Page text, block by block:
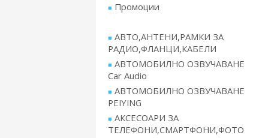
Промоции
АВТО,АНТЕНИ,РАМКИ ЗА
РАДИО,ФЛАНЦИ,КАБЕЛИ
АВТОМОБИЛНО ОЗВУЧАВАНЕ
Car Audio
АВТОМОБИЛНО ОЗВУЧАВАНЕ
PEIYING
АКСЕСОАРИ ЗА
ТЕЛЕФОНИ,СМАРТФОНИ,ФОТО